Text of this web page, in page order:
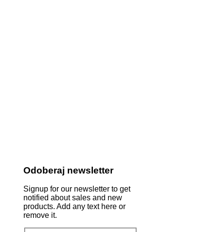
Odoberaj newsletter
Signup for our newsletter to get
notified about sales and new
products. Add any text here or
remove it.